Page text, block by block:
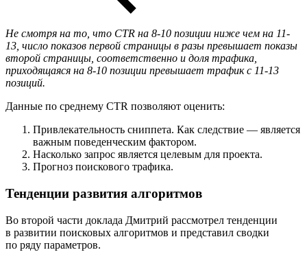
Не смотря на то, что CTR на 8-10 позиции ниже чем на 11-
13, число показов первой страницы в разы превышает показы
второй страницы, соответственно и доля трафика,
приходящаяся на 8-10 позиции превышает трафик с 11-13
позиций.
Данные по среднему CTR позволяют оценить:
Привлекательность сниппета. Как следствие — является
важным поведенческим фактором.
Насколько запрос является целевым для проекта.
Прогноз поискового трафика.
Тенденции развития алгоритмов
Во второй части доклада Дмитрий рассмотрел тенденции
в развитии поисковых алгоритмов и представил сводки
по ряду параметров.